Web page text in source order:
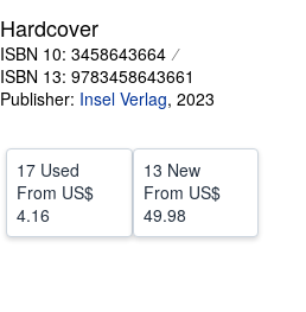
CLOSE
Hardcover
ISBN 10: 3458643664
ISBN 13: 9783458643661
Publisher: Insel Verlag, 2023
17 Used
From US$
4.16
13 New
From US$
49.98